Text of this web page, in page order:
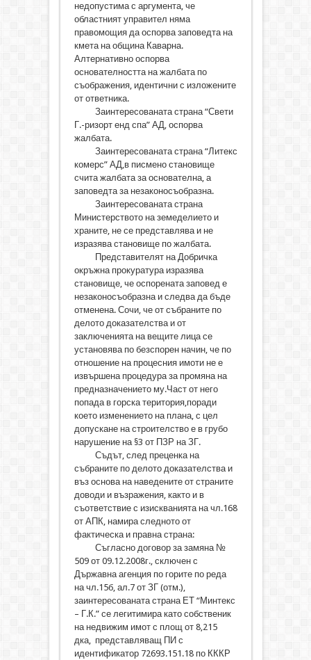
недопустима с аргумента, че
областният управител няма
правомощия да оспорва заповедта на
кмета на община Каварна.
Алтернативно оспорва
основателността на жалбата по
съображения, идентични с изложените
от ответника.
Заинтересованата страна “Свети
Г.-ризорт енд спа” АД, оспорва
жалбата.
Заинтересованата страна “Литекс
комерс” АД,в писмено становище
счита жалбата за основателна, а
заповедта за незаконосъобразна.
Заинтересованата страна
Министерството на земеделието и
храните, не се представлява и не
изразява становище по жалбата.
Представителят на Добричка
окръжна прокуратура изразява
становище, че оспорената заповед е
незаконосъобразна и следва да бъде
отменена. Сочи, че от събраните по
делото доказателства и от
заключенията на вещите лица се
установява по безспорен начин, че по
отношение на процесния имоти не е
извършена процедура за промяна на
предназначението му.Част от него
попада в горска територия,поради
което изменението на плана, с цел
допускане на строителство е в грубо
нарушение на §3 от ПЗР на ЗГ.
Съдът, след преценка на
събраните по делото доказателства и
въз основа на наведените от страните
доводи и възражения, както и в
съответствие с изискванията на чл.168
от АПК, намира следното от
фактическа и правна страна:
Съгласно договор за замяна №
509 от 09.12.2008г., сключен с
Държавна агенция по горите по реда
на чл.15б, ал.7 от ЗГ (отм.),
заинтересованата страна ЕТ “Минтекс
– Г.К.” се легитимира като собственик
на недвижим имот с площ от 8,215
дка, представляващ ПИ с
идентификатор 72693.151.18 по КККР